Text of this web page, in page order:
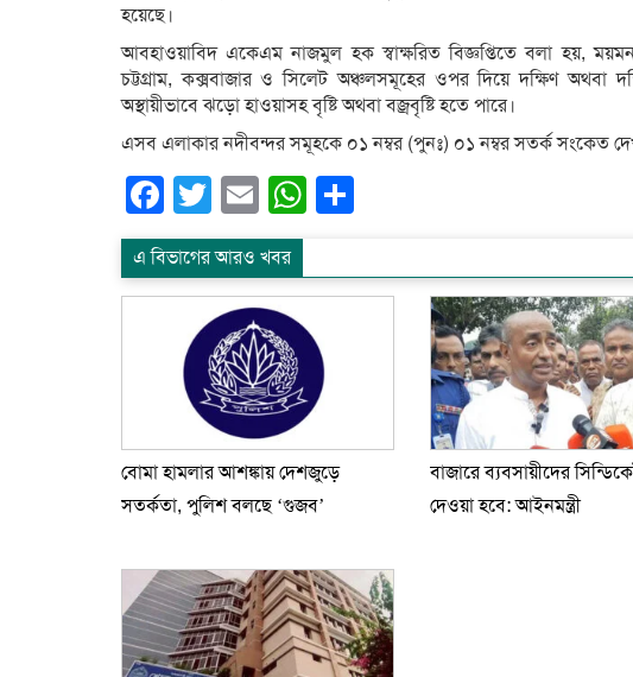
হয়েছে।
আবহাওয়াবিদ একেএম নাজমুল হক স্বাক্ষরিত বিজ্ঞপ্তিতে বলা হয়,
চট্টগ্রাম, কক্সবাজার ও সিলেট অঞ্চলসমূহের ওপর দিয়ে দক্ষিণ অথবা
অস্থায়ীভাবে ঝড়ো হাওয়াসহ বৃষ্টি অথবা বজ্রবৃষ্টি হতে পারে।
এসব এলাকার নদীবন্দর সমূহকে ০১ নম্বর (পুনঃ) ০১ নম্বর সতর্ক সংকেত
Facebook
Twitter
EmailWhatsApp
এ বিভাগের আরও খবর
বোমা হামলার আশঙ্কায় দেশজুড়ে
সতর্কতা, পুলিশ বলছে ‘গুজব’
বাজারে ব্যবসায়ীদের
দেওয়া হবে: আইনমন্ত্রী